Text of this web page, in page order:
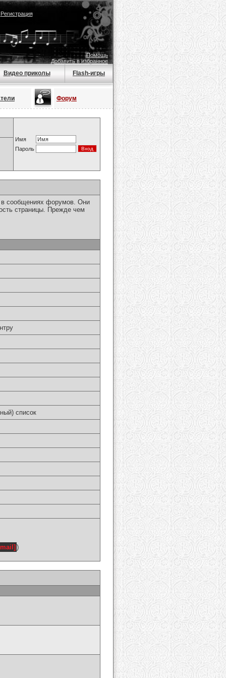
Регистрация
Помощь
Добавить в избранное
Видео приколы Flash-игры
Форум
Имя
Пароль
в сообщениях форумов. Они
страницы. Прежде чем
список
)